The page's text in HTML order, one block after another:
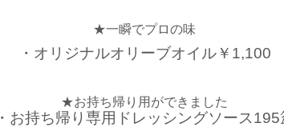
★一瞬でプロの味
・オリジナルオリーブオイル￥1,100
★お持ち帰り用ができました
・お持ち帰り専用ドレッシングソース195